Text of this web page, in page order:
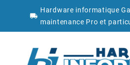

Hardware informatique
maintenance Pro et